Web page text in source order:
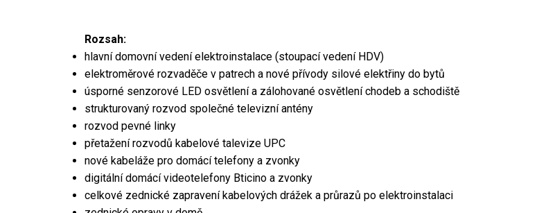
Rozsah:
hlavní domovní vedení elektroinstalace (stoupací vedení HDV)
elektroměrové rozvaděče v patrech a nové přívody silové elektřiny do bytů
úsporné senzorové LED osvětlení a zálohované osvětlení chodeb a schodiště
strukturovaný rozvod společné televizní antény
rozvod pevné linky
přetažení rozvodů kabelové talevize UPC
nové kabeláže pro domácí telefony a zvonky
digitální domácí videotelefony Bticino a zvonky
celkové zednické zapravení kabelových drážek a průrazů po elektroinstalaci